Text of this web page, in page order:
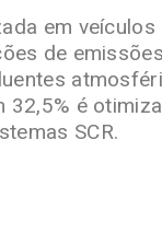
em
de
é
SCR.